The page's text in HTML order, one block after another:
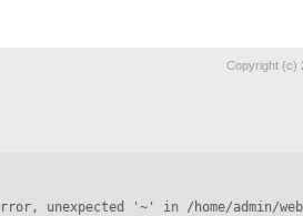
Copyright (c)
unexpected '~' in /home/admin/